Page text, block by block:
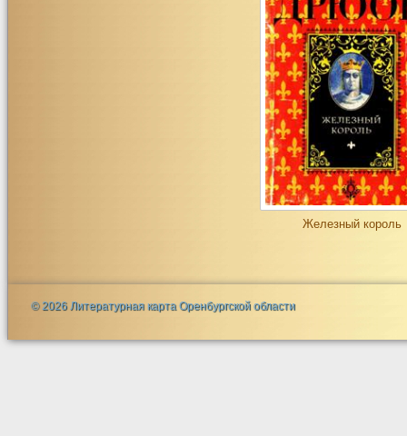
Железный король
© 2026 Литературная карта Оренбургской области